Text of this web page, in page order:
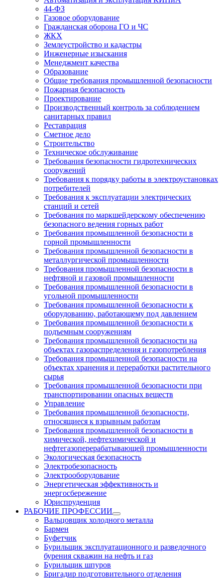
44-ФЗ
Газовое оборудование
Гражданская оборона ГО и ЧС
ЖКХ
Землеустройство и кадастры
Инженерные изыскания
Менеджмент качества
Образование
Общие требования промышленной безопасности
Пожарная безопасность
Проектирование
Производственный контроль за соблюдением
санитарных правил
Реставрация
Сметное дело
Строительство
Техническое обслуживание
Требования безопасности гидротехнических
сооружений
Требования к порядку работы в электроустановках
потребителей
Требования к эксплуатации электрических
станций и сетей
Требования по маркшейдерскому обеспечению
безопасного ведения горных работ
Требования промышленной безопасности в
горной промышленности
Требования промышленной безопасности в
металлургической промышленности
Требования промышленной безопасности в
нефтяной и газовой промышленности
Требования промышленной безопасности в
угольной промышленности
Требования промышленной безопасности к
оборудованию, работающему под давлением
Требования промышленной безопасности к
подъемным сооружениям
Требования промышленной безопасности на
объектах газораспределения и газопотребления
Требования промышленной безопасности на
объектах хранения и переработки растительного
сырья
Требования промышленной безопасности при
транспортировании опасных веществ
Управление
Требования промышленной безопасности,
относящиеся к взрывным работам
Требования промышленной безопасности в
химической, нефтехимической и
нефтегазоперерабатывающей промышленности
Экологическая безопасность
Электробезопасность
Электрооборудование
Энергетическая эффективность и
энергосбережение
Юриспруденция
РАБОЧИЕ ПРОФЕССИИ
Вальцовщик холодного металла
Бармен
Буфетчик
Бурильщик эксплуатационного и разведочного
бурения скважин на нефть и газ
Бурильщик шпуров
Бригадир подготовительного отделения